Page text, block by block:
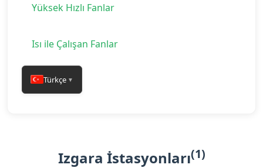
Yüksek Hızlı Fanlar
Isı ile Çalışan Fanlar
Türkçe ▼
Izgara İstasyonları(1)